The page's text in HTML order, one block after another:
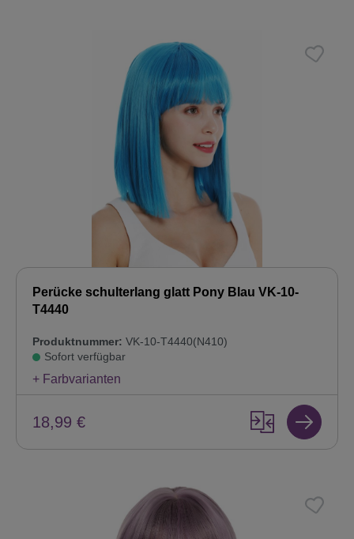
Perücke schulterlang glatt Pony Blau VK-10-
T4440
Produktnummer: VK-10-T4440(N410)
Sofort verfügbar
+ Farbvarianten
18,99 €